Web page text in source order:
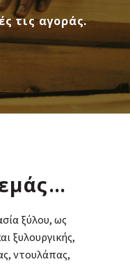
τις αγοράς.
ξύλου, ως
ξυλουργικής,
ντουλάπας,